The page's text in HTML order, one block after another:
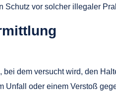
Schutz vor solcher illegaler
dem versucht wird, den
oder einem Verstoß